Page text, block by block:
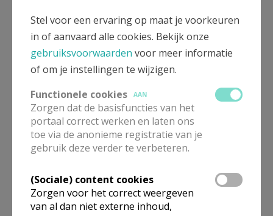
Voor de parochie Sint-Jan-Baptist
van Werchter kan je contact
opnemen met:
Staf Van Espen
Sint-Jansstraat 71, Werchter
e-mail:
gustaaf.van.espen@telenet.be
Tel. 0478 88 81 08
Stel voor een ervaring op maat je voorkeuren
in of aanvaard alle cookies. Bekijk onze
gebruiksvoorwaarden voor meer informatie
of om je instellingen te wijzigen.
Functionele cookies
AAN
Zorgen dat de basisfuncties van het
portaal correct werken en laten ons
toe via de anonieme registratie van je
gebruik deze verder te verbeteren.
(Sociale) content cookies
Zorgen voor het correct weergeven
van al dan niet externe inhoud,